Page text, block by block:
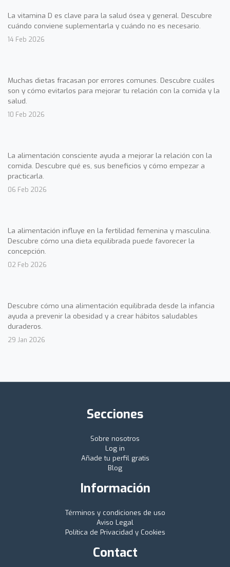
La vitamina D es clave para la salud ósea y general. Descubre
cuándo conviene suplementarla y cuándo no es necesario.
14 Feb 2026
Muchas dietas fracasan por errores comunes. Descubre cuáles
son y cómo evitarlos para mejorar tu relación con la comida y la
salud.
10 Feb 2026
La alimentación consciente ayuda a mejorar la relación con la
comida. Descubre qué es, sus beneficios y cómo empezar a
practicarla.
06 Feb 2026
La alimentación influye en la fertilidad femenina y masculina.
Descubre cómo una dieta equilibrada puede favorecer la
concepción.
02 Feb 2026
Descubre cómo una alimentación equilibrada desde la infancia
ayuda a prevenir la obesidad y a crear hábitos saludables
duraderos.
29 Jan 2026
Secciones
Sobre nosotros
Log in
Añade tu perfil gratis
Blog
Información
Términos y condiciones de uso
Aviso Legal
Política de Privacidad y Cookies
Contact